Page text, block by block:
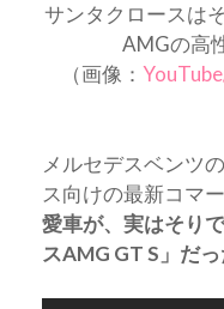
サンタクロースは
AMGの高
（画像：
メルセデスベンツ
ス向けの最新コマ
愛車が、実はそり
スAMG GT S」だっ